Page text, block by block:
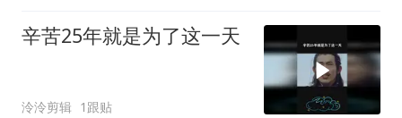
辛苦25年就是为了这一天
泠泠剪辑 1跟贴